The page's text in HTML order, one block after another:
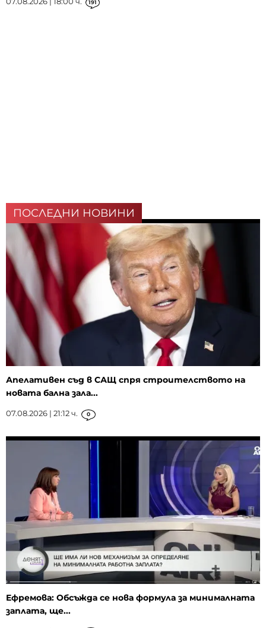
191
ПОСЛЕДНИ НОВИНИ
Апелативен съд в САЩ спря строителството на
новата бална зала...
07.08.2026 | 21:12 ч. 0
Ефремова: Обсъжда се нова формула за минималната
заплата, ще...